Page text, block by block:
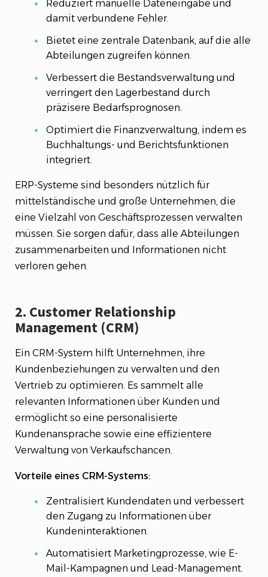
Reduziert manuelle Dateneingabe und
damit verbundene Fehler.
Bietet eine zentrale Datenbank, auf die alle
Abteilungen zugreifen können.
Verbessert die Bestandsverwaltung und
verringert den Lagerbestand durch
präzisere Bedarfsprognosen.
Optimiert die Finanzverwaltung, indem es
Buchhaltungs- und Berichtsfunktionen
integriert.
ERP-Systeme sind besonders nützlich für
mittelständische und große Unternehmen, die
eine Vielzahl von Geschäftsprozessen verwalten
müssen. Sie sorgen dafür, dass alle Abteilungen
zusammenarbeiten und Informationen nicht
verloren gehen.
2. Customer Relationship
Management (CRM)
Ein CRM-System hilft Unternehmen, ihre
Kundenbeziehungen zu verwalten und den
Vertrieb zu optimieren. Es sammelt alle
relevanten Informationen über Kunden und
ermöglicht so eine personalisierte
Kundenansprache sowie eine effizientere
Verwaltung von Verkaufschancen.
Vorteile eines CRM-Systems:
Zentralisiert Kundendaten und verbessert
den Zugang zu Informationen über
Kundeninteraktionen.
Automatisiert Marketingprozesse, wie E-
Mail-Kampagnen und Lead-Management.